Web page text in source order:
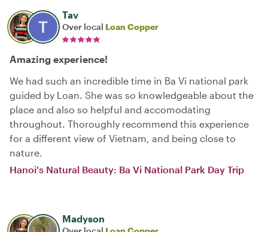
Tav
Over local Loan Copper
Amazing experience!
We had such an incredible time in Ba Vi national park
guided by Loan. She was so knowledgeable about the
place and also so helpful and accomodating
throughout. Thoroughly recommend this experience
for a different view of Vietnam, and being close to
nature.
Hanoi's Natural Beauty: Ba Vi National Park Day Trip
Madyson